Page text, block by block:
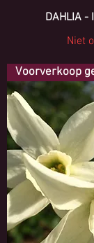
DAHLIA -
Niet
Voorverkoop